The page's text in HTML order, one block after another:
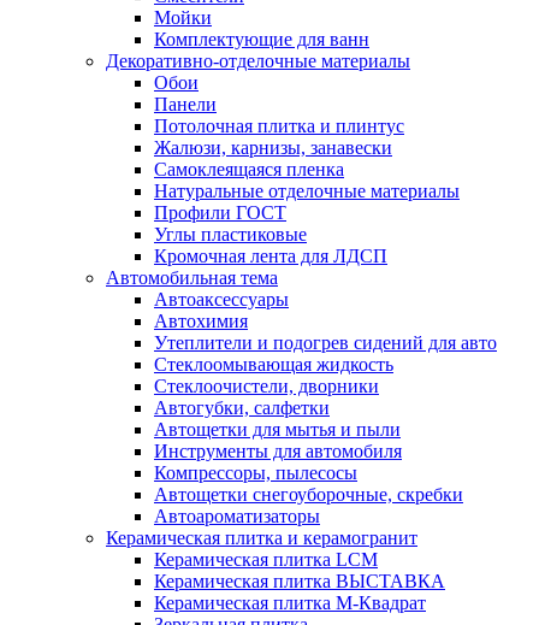
Мойки
Комплектующие для ванн
Декоративно-отделочные материалы
Обои
Панели
Потолочная плитка и плинтус
Жалюзи, карнизы, занавески
Самоклеящаяся пленка
Натуральные отделочные материалы
Профили ГОСТ
Углы пластиковые
Кромочная лента для ЛДСП
Автомобильная тема
Автоаксессуары
Автохимия
Утеплители и подогрев сидений для авто
Стеклоомывающая жидкость
Стеклоочистели, дворники
Автогубки, салфетки
Автощетки для мытья и пыли
Инструменты для автомобиля
Компрессоры, пылесосы
Автощетки снегоуборочные, скребки
Автоароматизаторы
Керамическая плитка и керамогранит
Керамическая плитка LCM
Керамическая плитка ВЫСТАВКА
Керамическая плитка М-Квадрат